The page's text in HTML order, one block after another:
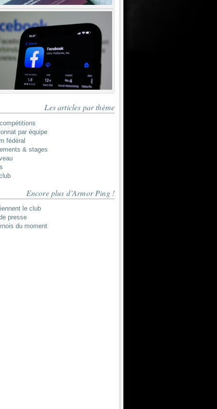
Les articles par thème
par équipe
fédéral
& stages
Encore plus d’Armor Ping !
le club
presse
du moment